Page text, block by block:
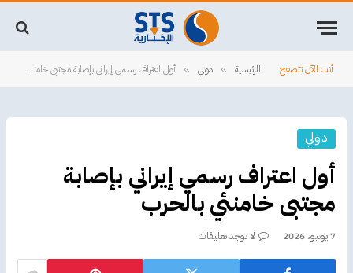
أنت الآن تتصفح: الرئيسية » دولي » أول اعتراف رسمي إيراني بإصابة مجتبى خامنئي بالحرب
دولي
أول اعتراف رسمي إيراني بإصابة
مجتبى خامنئي بالحرب
7 يونيو، 2026 لا توجد تعليقات